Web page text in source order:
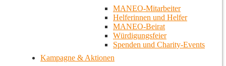
MANEO-Mitarbeiter
Helferinnen und Helfer
MANEO-Beirat
Würdigungsfeier
Spenden und Charity-Events
Kampagne & Aktionen